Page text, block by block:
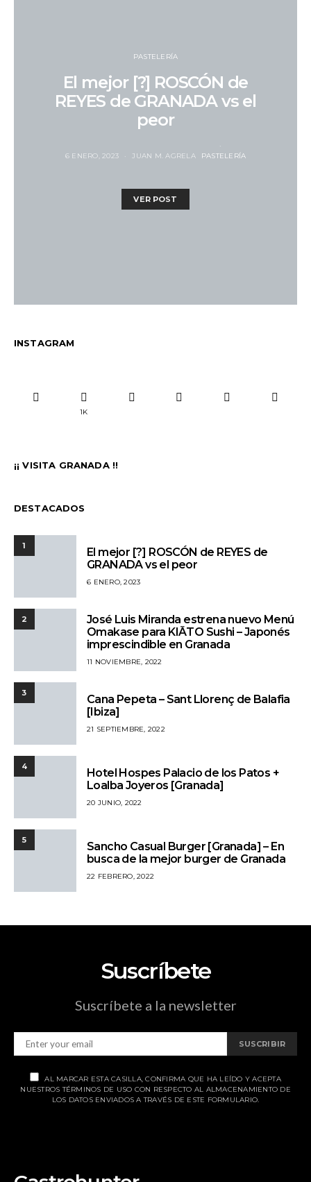
PASTELERÍA
El mejor [?] ROSCÓN de
REYES de GRANADA vs el
peor
6 ENERO, 2023 JUAN M. AGRELA PASTELERÍA
VER POST
INSTAGRAM
1K
¡¡ VISITA GRANADA !!
DESTACADOS
1
El mejor [?] ROSCÓN de REYES de
GRANADA vs el peor
6 ENERO, 2023
2
José Luis Miranda estrena nuevo Menú
Omakase para KIĀTO Sushi – Japonés
imprescindible en Granada
11 NOVIEMBRE, 2022
3
Cana Pepeta – Sant Llorenç de Balafia
[Ibiza]
21 SEPTIEMBRE, 2022
4
Hotel Hospes Palacio de los Patos +
Loalba Joyeros [Granada]
20 JUNIO, 2022
5
Sancho Casual Burger [Granada] – En
busca de la mejor burger de Granada
22 FEBRERO, 2022
Suscríbete
Suscríbete a la newsletter
SUSCRIBIR
AL MARCAR ESTA CASILLA, CONFIRMA QUE HA LEÍDO Y ACEPTA
NUESTROS TÉRMINOS DE USO CON RESPECTO AL ALMACENAMIENTO DE
LOS DATOS ENVIADOS A TRAVÉS DE ESTE FORMULARIO.